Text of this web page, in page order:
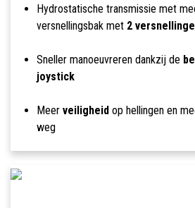
Hydrostatische transmissie met
versnellingsbak met 2
Sneller manoeuvreren dankzij de
joystick
Meer veiligheid op hellingen en
weg